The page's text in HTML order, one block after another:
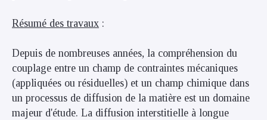
Résumé des travaux :
Depuis de nombreuses années, la compréhension du
couplage entre un champ de contraintes mécaniques
(appliquées ou résiduelles) et un champ chimique dans
un processus de diffusion de la matière est un domaine
majeur d'étude. La diffusion interstitielle à longue